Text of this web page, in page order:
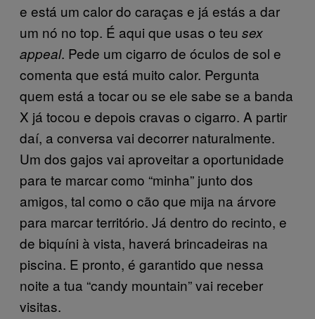
e está um calor do caraças e já estás a dar
um nó no top. É aqui que usas o teu sex
appeal. Pede um cigarro de óculos de sol e
comenta que está muito calor. Pergunta
quem está a tocar ou se ele sabe se a banda
X já tocou e depois cravas o cigarro. A partir
daí, a conversa vai decorrer naturalmente.
Um dos gajos vai aproveitar a oportunidade
para te marcar como “minha” junto dos
amigos, tal como o cão que mija na árvore
para marcar território. Já dentro do recinto, e
de biquíni à vista, haverá brincadeiras na
piscina. E pronto, é garantido que nessa
noite a tua “candy mountain” vai receber
visitas.